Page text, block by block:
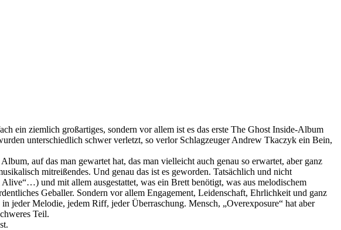
ein ziemlich großartiges, sondern vor allem ist es das erste The Ghost Inside-Album
unterschiedlich schwer verletzt, so verlor Schlagzeuger Andrew Tkaczyk ein Bein,
auf das man gewartet hat, das man vielleicht auch genau so erwartet, aber ganz
mitreißendes. Und genau das ist es geworden. Tatsächlich und nicht
und mit allem ausgestattet, was ein Brett benötigt, was aus melodischem
Geballer. Sondern vor allem Engagement, Leidenschaft, Ehrlichkeit und ganz
jeder Melodie, jedem Riff, jeder Überraschung. Mensch, „Overexposure“ hat aber
Teil.